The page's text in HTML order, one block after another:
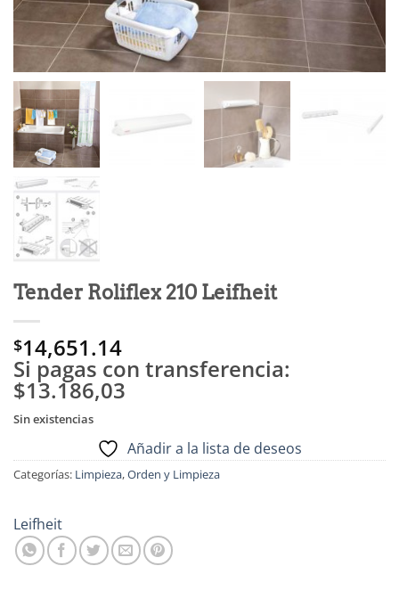
Tender Roliflex 210 Leifheit
$14,651.14
Si pagas con transferencia:
$13.186,03
Sin existencias
Añadir a la lista de deseos
Categorías: Limpieza,Orden y Limpieza
Leifheit